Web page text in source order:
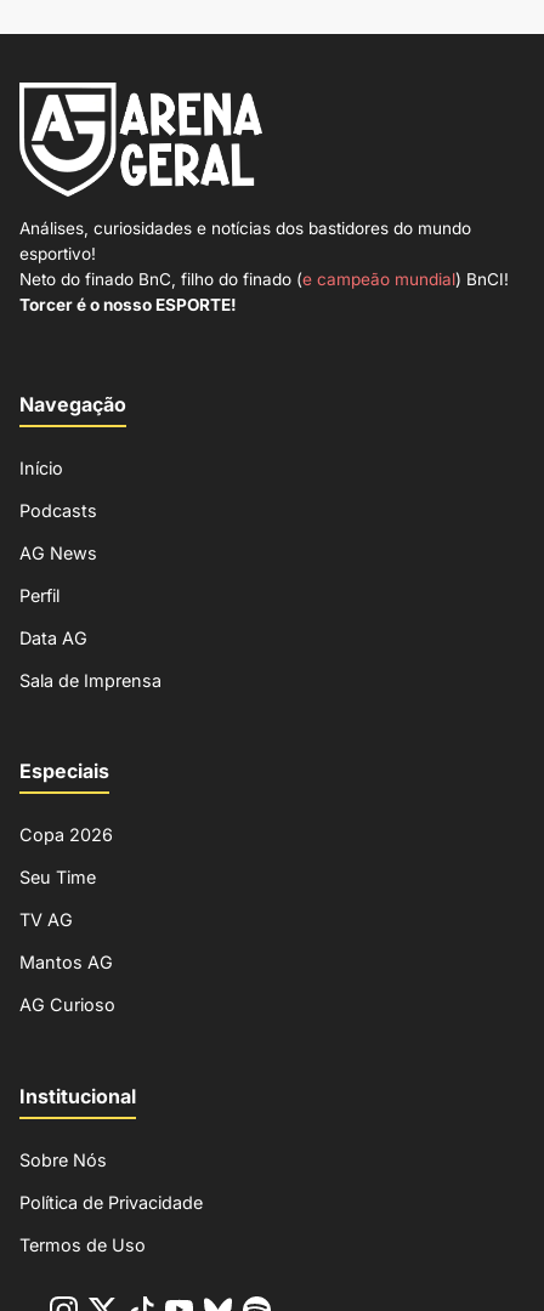
Análises, curiosidades e notícias dos bastidores do mundo
esportivo!
Neto do finado BnC, filho do finado (e campeão mundial) BnCI!
Torcer é o nosso ESPORTE!
Navegação
Início
Podcasts
AG News
Perfil
Data AG
Sala de Imprensa
Especiais
Copa 2026
Seu Time
TV AG
Mantos AG
AG Curioso
Institucional
Sobre Nós
Política de Privacidade
Termos de Uso